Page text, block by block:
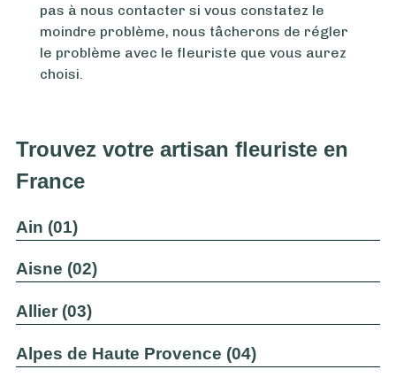
pas à nous contacter si vous constatez le
moindre problème, nous tâcherons de régler
le problème avec le fleuriste que vous aurez
choisi.
Trouvez votre artisan fleuriste en
France
Ain (01)
Aisne (02)
Allier (03)
Alpes de Haute Provence (04)